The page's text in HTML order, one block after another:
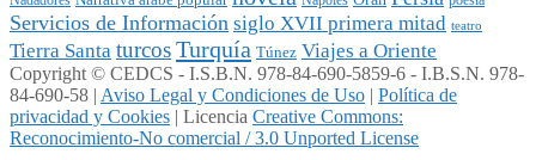
Servicios de Información siglo XVII primera mitad teatro
Tierra Santa turcosTurquía Túnez Viajes a Oriente
Copyright © CEDCS - I.S.B.N. 978-84-690-5859-6 - I.B.S.N. 978-
84-690-58 | Aviso Legal y Condiciones de Uso | Política de
privacidad y Cookies | Licencia Creative Commons:
Reconocimiento-No comercial / 3.0 Unported License